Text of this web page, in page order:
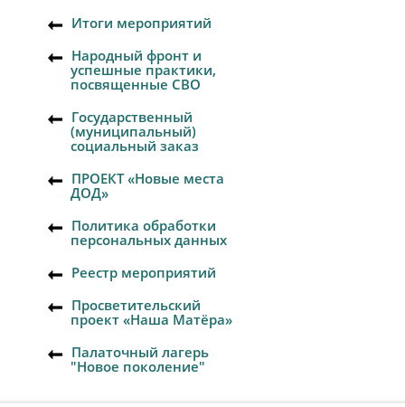
Итоги мероприятий
Народный фронт и
успешные практики,
посвященные СВО
Государственный
(муниципальный)
социальный заказ
ПРОЕКТ «Новые места
ДОД»
Политика обработки
персональных данных
Реестр мероприятий
Просветительский
проект «Наша Матёра»
Палаточный лагерь
"Новое поколение"